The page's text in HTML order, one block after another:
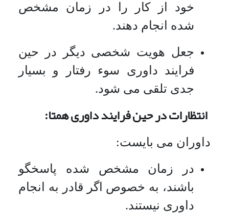
خود از کار را در زمان مشخص
شده انجام دهند.
جعل هویت شخصی دیگر در حین
فرایند داوری سوء رفتار و بسیار
جدی تلقی می شود.
انتظارات در حین فرایند داوری همتا:
داوران می بایست:
در زمان مشخص شده پاسخگو
باشند، به خصوص اگر قادر به انجام
داوری نیستند.